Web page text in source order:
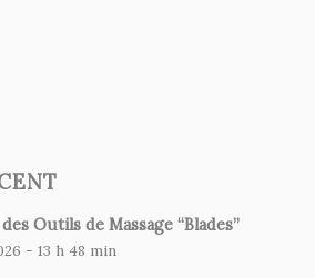
Outils de Massage “Blades”
- 13 h 48 min